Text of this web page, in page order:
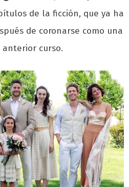
de la ficción, que ya ha
de coronarse como una
curso.